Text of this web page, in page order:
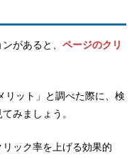
があると、 ページのクリ
リット」と調べた際に、検
みましょう。
ック率を上げる効果的